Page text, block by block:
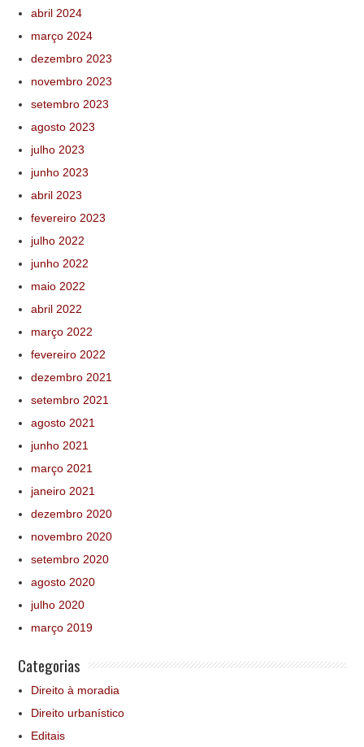
abril 2024
março 2024
dezembro 2023
novembro 2023
setembro 2023
agosto 2023
julho 2023
junho 2023
abril 2023
fevereiro 2023
julho 2022
junho 2022
maio 2022
abril 2022
março 2022
fevereiro 2022
dezembro 2021
setembro 2021
agosto 2021
junho 2021
março 2021
janeiro 2021
dezembro 2020
novembro 2020
setembro 2020
agosto 2020
julho 2020
março 2019
Categorias
Direito à moradia
Direito urbanístico
Editais